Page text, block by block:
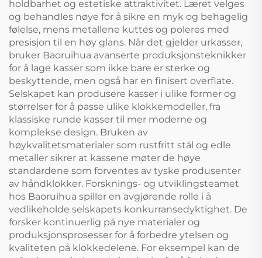
holdbarhet og estetiske attraktivitet. Læret velges
og behandles nøye for å sikre en myk og behagelig
følelse, mens metallene kuttes og poleres med
presisjon til en høy glans. Når det gjelder urkasser,
bruker Baoruihua avanserte produksjonsteknikker
for å lage kasser som ikke bare er sterke og
beskyttende, men også har en finisert overflate.
Selskapet kan produsere kasser i ulike former og
størrelser for å passe ulike klokkemodeller, fra
klassiske runde kasser til mer moderne og
komplekse design. Bruken av
høykvalitetsmaterialer som rustfritt stål og edle
metaller sikrer at kassene møter de høye
standardene som forventes av tyske produsenter
av håndklokker. Forsknings- og utviklingsteamet
hos Baoruihua spiller en avgjørende rolle i å
vedlikeholde selskapets konkurransedyktighet. De
forsker kontinuerlig på nye materialer og
produksjonsprosesser for å forbedre ytelsen og
kvaliteten på klokkedelene. For eksempel kan de